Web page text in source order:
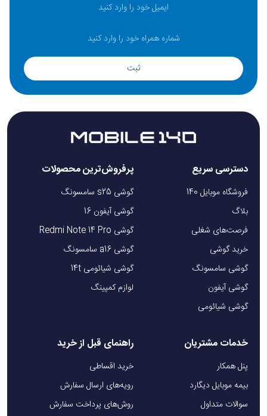
ثبت
دسترسی سریع
فروشگاه موبایل 140
بلاگ
فرصت‌های شغلی
خرید گوشی
گوشی سامسونگ
گوشی آیفون
گوشی شیائومی
پرفروش‌ترین محصولات
گوشی s25 سامسونگ
گوشی آیفون 16
گوشی Redmi Note 14 Pro
گوشی a16 سامسونگ
گوشی شیائومی 14t
لوازم کمپینگ
خدمات مشتریان
پنل همکار
بیمه موبایل دیگارد
سوالات متداول
راهنمای قبل از خرید
خرید اقساطی
رویه‌های ارسال سفارش
روش‌های پرداخت سفارش